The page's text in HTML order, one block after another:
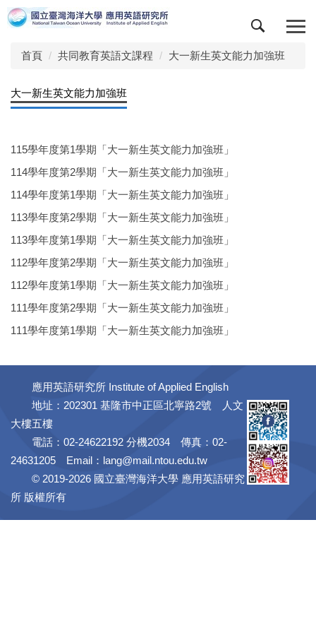
跳
到
容
區
首頁 共同教育英語文課程 大一新生英文能力加強班
大一新生英文能力加強班
115學年度第1學期「大一新生英文能力加強班」
114學年度第2學期「大一新生英文能力加強班」
114學年度第1學期「大一新生英文能力加強班」
113學年度第2學期「大一新生英文能力加強班」
113學年度第1學期「大一新生英文能力加強班」
112學年度第2學期「大一新生英文能力加強班」
112學年度第1學期「大一新生英文能力加強班」
111學年度第2學期「大一新生英文能力加強班」
111學年度第1學期「大一新生英文能力加強班」
應用英語研究所 Institute of Applied English
地址：202301 基隆市中正區北寧路2號 人文
大樓五樓
電話：02-24622192 分機2034 傳真：02-
24631205 Email： lang@mail.ntou.edu.tw
© 2019-2026 國立臺灣海洋大學 應用英語研究
所 版權所有